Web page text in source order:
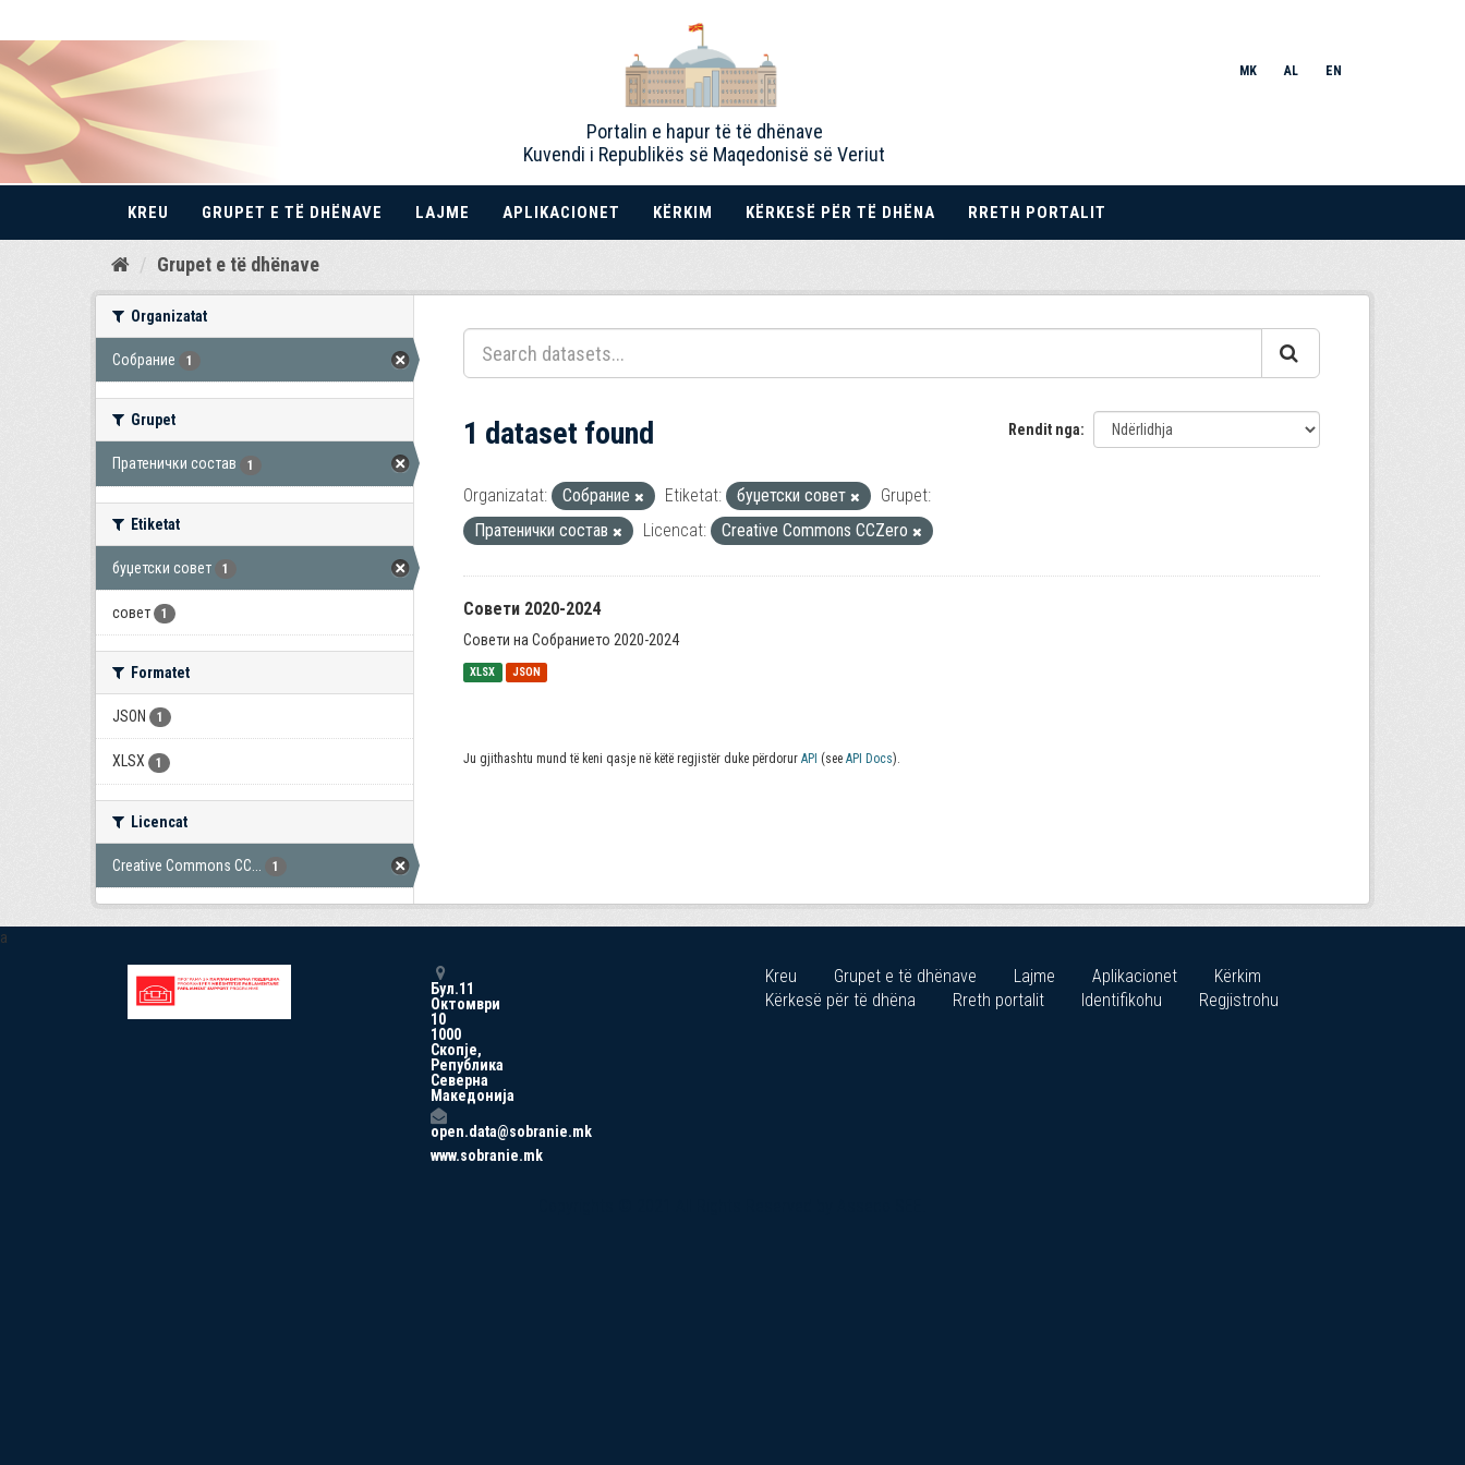
Kalo
Portalin e hapur të të dhënave
Kuvendi i Republikës së Maqedonisë së Veriut
MK AL EN
KREU GRUPET E TË DHËNAVE LAJME APLIKACIONET KËRKIM KËRKESË PËR TË DHËNA RRETH PORTALIT
Grupet e të dhënave
Organizatat
Собрание 1
Grupet
Пратенички состав 1
Etiketat
буџетски совет 1
совет 1
Formatet
JSON 1
XLSX 1
Licencat
Creative Commons CC... 1
Rendit nga
1 dataset found
Organizatat: Собрание Etiketat: буџетски совет
Grupet:
Пратенички состав
Licencat: Creative Commons CCZero
Совети 2020-2024
Совети на Собранието 2020-2024
XLSX JSON
Ju gjithashtu mund të keni qasje në këtë regjistër duke përdorur API (see API Docs).
a
Бул.11
Октомври
10
1000
Скопје,
Република
Северна
Македонија
open.data@sobranie.mk
www.sobranie.mk
Kreu Grupet e të dhënave Lajme Aplikacionet
Kërkim
Kërkesë për të dhëna
Rreth portalit Identifikohu Regjistrohu